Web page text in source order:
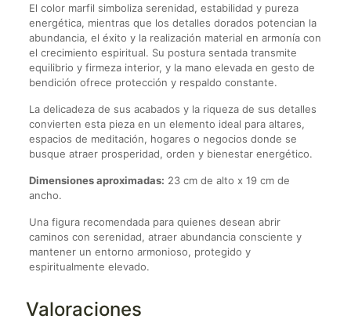
El color marfil simboliza serenidad, estabilidad y pureza
energética, mientras que los detalles dorados potencian la
abundancia, el éxito y la realización material en armonía con
el crecimiento espiritual. Su postura sentada transmite
equilibrio y firmeza interior, y la mano elevada en gesto de
bendición ofrece protección y respaldo constante.
La delicadeza de sus acabados y la riqueza de sus detalles
convierten esta pieza en un elemento ideal para altares,
espacios de meditación, hogares o negocios donde se
busque atraer prosperidad, orden y bienestar energético.
Dimensiones aproximadas: 23 cm de alto x 19 cm de
ancho.
Una figura recomendada para quienes desean abrir
caminos con serenidad, atraer abundancia consciente y
mantener un entorno armonioso, protegido y
espiritualmente elevado.
Valoraciones